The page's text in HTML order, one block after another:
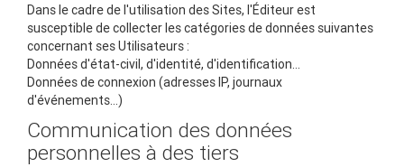
Dans le cadre de l'utilisation des Sites, l'Éditeur est
susceptible de collecter les catégories de données suivantes
concernant ses Utilisateurs :
Données d'état-civil, d'identité, d'identification...
Données de connexion (adresses IP, journaux
d'événements...)
Communication des données
personnelles à des tiers